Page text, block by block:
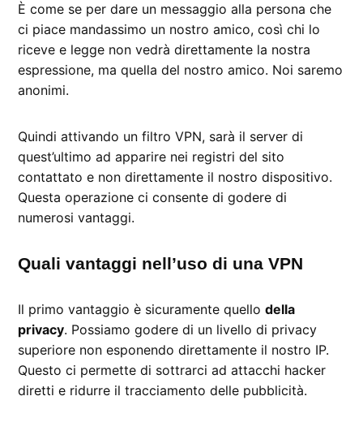
È come se per dare un messaggio alla persona che
ci piace mandassimo un nostro amico, così chi lo
riceve e legge non vedrà direttamente la nostra
espressione, ma quella del nostro amico. Noi saremo
anonimi.
Quindi attivando un filtro VPN, sarà il server di
quest’ultimo ad apparire nei registri del sito
contattato e non direttamente il nostro dispositivo.
Questa operazione ci consente di godere di
numerosi vantaggi.
Quali vantaggi nell’uso di una VPN
Il primo vantaggio è sicuramente quellodella
privacy. Possiamo godere di un livello di privacy
superiore non esponendo direttamente il nostro IP.
Questo ci permette di sottrarci ad attacchi hacker
diretti e ridurre il tracciamento delle pubblicità.